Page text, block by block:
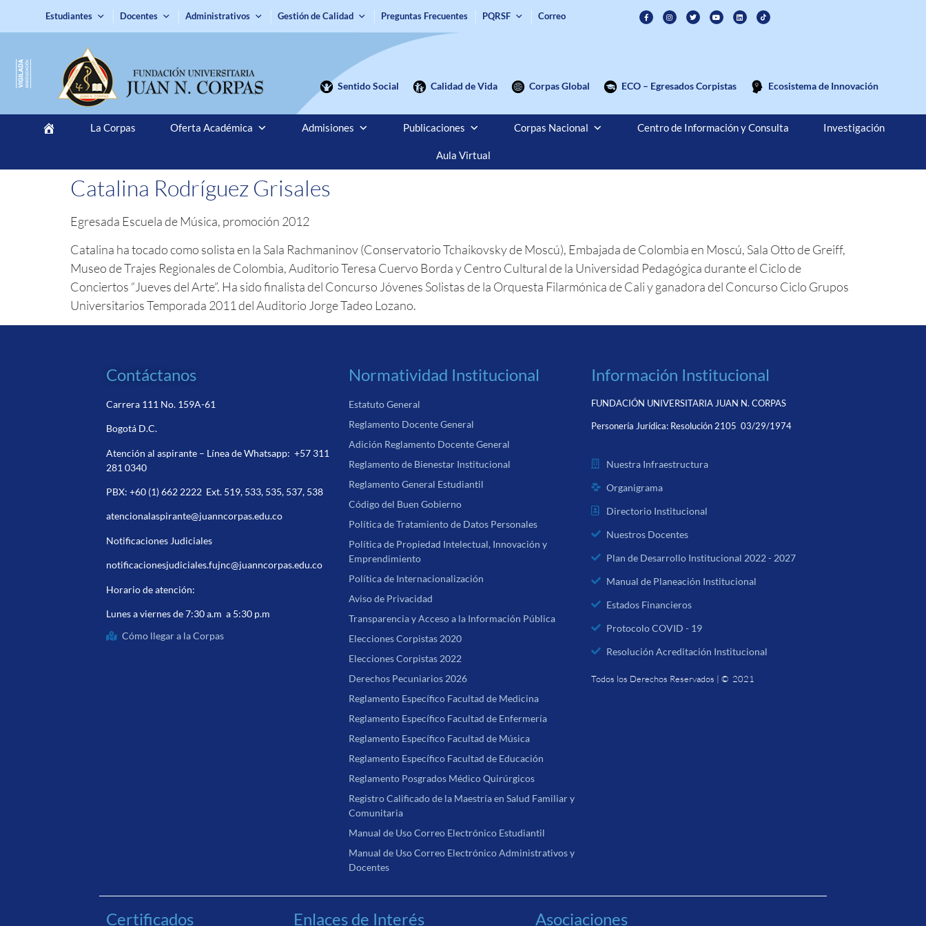
Estudiantes Docentes Administrativos Gestión de Calidad Preguntas Frecuentes PQRSF Correo
Sentido Social Calidad de Vida Corpas Global ECO – Egresados Corpistas Ecosistema de Innovación
La Corpas Oferta Académica Admisiones Publicaciones Corpas Nacional Centro de Información y Consulta Investigación
Aula Virtual
Catalina Rodríguez Grisales
Egresada Escuela de Música, promoción 2012
Catalina ha tocado como solista en la Sala Rachmaninov (Conservatorio Tchaikovsky de Moscú), Embajada de Colombia en Moscú, Sala Otto de Greiff,
Museo de Trajes Regionales de Colombia, Auditorio Teresa Cuervo Borda y Centro Cultural de la Universidad Pedagógica durante el Ciclo de
Conciertos “Jueves del Arte”. Ha sido finalista del Concurso Jóvenes Solistas de la Orquesta Filarmónica de Cali y ganadora del Concurso Ciclo Grupos
Universitarios Temporada 2011 del Auditorio Jorge Tadeo Lozano.
Contáctanos
Carrera 111 No. 159A-61
Bogotá D.C.
Atención al aspirante – Línea de Whatsapp:+57 311
281 0340
PBX:+60 (1) 662 2222 Ext. 519, 533, 535, 537, 538
atencionalaspirante@juanncorpas.edu.co
Notificaciones Judiciales
notificacionesjudiciales.fujnc@juanncorpas.edu.co
Horario de atención:
Lunes a viernes de 7:30 a.m a 5:30 p.m
Cómo llegar a la Corpas
Normatividad Institucional
Estatuto General
Reglamento Docente General
Adición Reglamento Docente General
Reglamento de Bienestar Institucional
Reglamento General Estudiantil
Código del Buen Gobierno
Política de Tratamiento de Datos Personales
Política de Propiedad Intelectual, Innovación y
Emprendimiento
Política de Internacionalización
Aviso de Privacidad
Transparencia y Acceso a la Información Pública
Elecciones Corpistas 2020
Elecciones Corpistas 2022
Derechos Pecuniarios 2026
Reglamento Específico Facultad de Medicina
Reglamento Específico Facultad de Enfermería
Reglamento Específico Facultad de Música
Reglamento Específico Facultad de Educación
Reglamento Posgrados Médico Quirúrgicos
Registro Calificado de la Maestría en Salud Familiar y
Comunitaria
Manual de Uso Correo Electrónico Estudiantil
Manual de Uso Correo Electrónico Administrativos y
Docentes
Información Institucional
FUNDACIÓN UNIVERSITARIA JUAN N. CORPAS
Personería Jurídica: Resolución 2105 03/29/1974
Nuestra Infraestructura
Organigrama
Directorio Institucional
Nuestros Docentes
Plan de Desarrollo Institucional 2022 - 2027
Manual de Planeación Institucional
Estados Financieros
Protocolo COVID - 19
Resolución Acreditación Institucional
Todos los Derechos Reservados | © 2021
Certificados Enlaces de Interés Asociaciones